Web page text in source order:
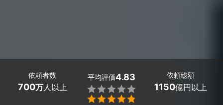
依頼者数
700万人以上
平均評価4.83


依頼総額
1150億円以上